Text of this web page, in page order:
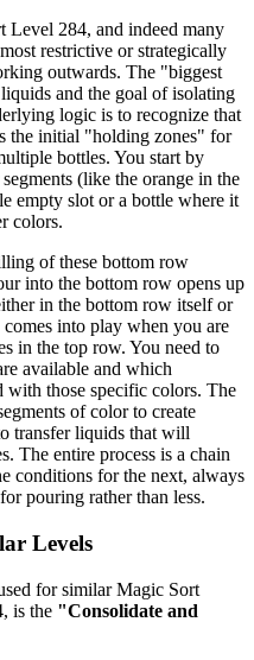
284, and indeed many
restrictive or strategically
outwards. The "biggest
and the goal of isolating
logic is to recognize that
the initial "holding zones" for
bottles. You start by
(like the orange in the
empty slot or a bottle where it
colors.
of these bottom row
into the bottom row opens up
in the bottom row itself or
into play when you are
in the top row. You need to
available and which
those specific colors. The
of color to create
transfer liquids that will
The entire process is a chain
conditions for the next, always
pouring rather than less.
Levels
for similar Magic Sort
is the "Consolidate and